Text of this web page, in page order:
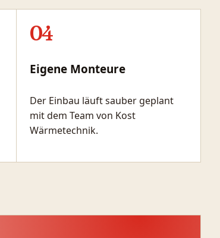
04
Eigene Monteure
Der Einbau läuft sauber geplant
mit dem Team von Kost
Wärmetechnik.